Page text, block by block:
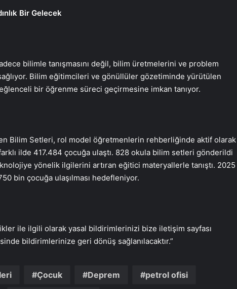
Bir Gelecek
bilimle tanışmasını değil, bilim üretmelerini ve problem
Bilim eğitimcileri ve gönüllüler gözetiminde yürütülen
bir öğrenme süreci geçirmesine imkan tanıyor.
Bilim Setleri, rol model öğretmenlerin rehberliğinde aktif olarak
ilde 417.484 çocuğa ulaştı. 828 okula bilim setleri gönderildi
yönelik ilgilerini artıran eğitici materyallerle tanıştı. 2025
bin çocuğa ulaşılması hedefleniyor.
ile ilgili olarak yasal bildirimlerinizi bize iletişim sayfası
bildirimlerinize geri dönüş sağlanılacaktır.”
Çocuk Deprem petrol ofisi
Aldığı ekmekten ip çıktı: Neye
uğradığını şaşırdı!
tutuklandı
iddialara yalanlama: “Sistematik
iftira ve karalama kampanyasına